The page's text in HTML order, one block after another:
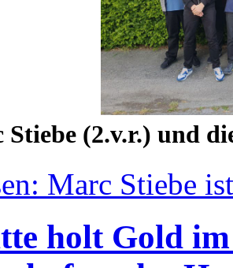
Stiebe (2.v.r.) und
Marc Stiebe
holt Gold